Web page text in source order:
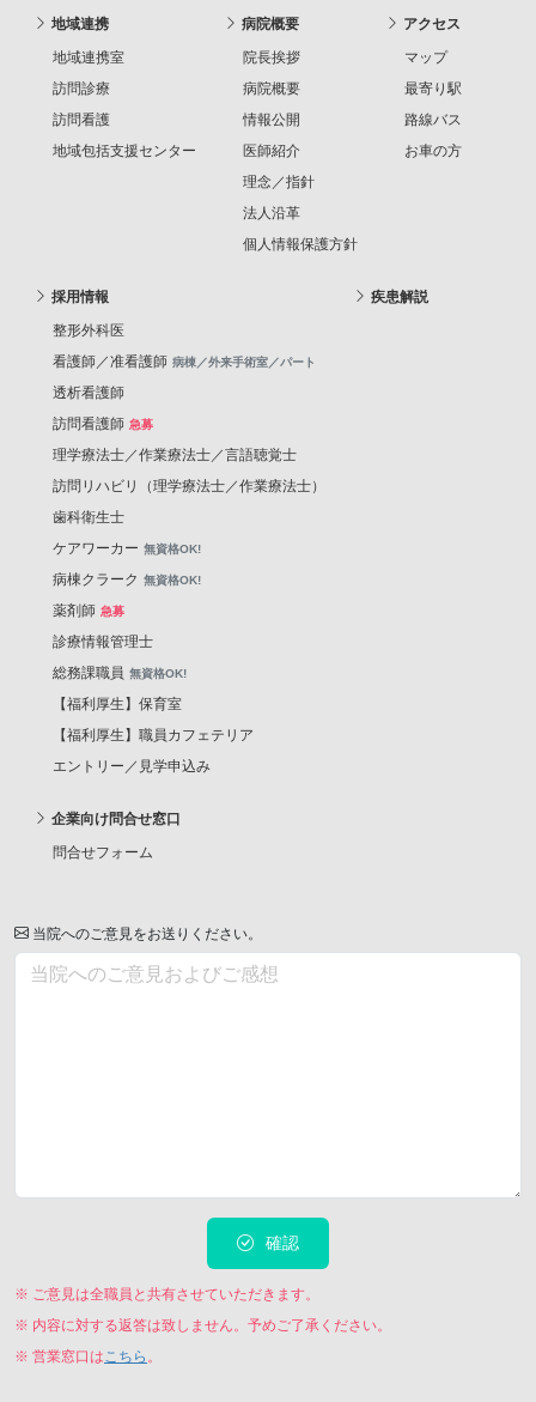
地域連携
地域連携室
訪問診療
訪問看護
地域包括支援センター
病院概要
院長挨拶
病院概要
情報公開
医師紹介
理念／指針
法人沿革
個人情報保護方針
アクセス
マップ
最寄り駅
路線バス
お車の方
採用情報
整形外科医
看護師／准看護師 病棟／外来手術室／パート
透析看護師
訪問看護師 急募
理学療法士／作業療法士／言語聴覚士
訪問リハビリ（理学療法士／作業療法士）
歯科衛生士
ケアワーカー 無資格OK!
病棟クラーク 無資格OK!
薬剤師 急募
診療情報管理士
総務課職員 無資格OK!
【福利厚生】保育室
【福利厚生】職員カフェテリア
エントリー／見学申込み
疾患解説
企業向け問合せ窓口
問合せフォーム
当院へのご意見をお送りください。
確認
※ ご意見は全職員と共有させていただきます。
※ 内容に対する返答は致しません。予めご了承ください。
※ 営業窓口はこちら 。